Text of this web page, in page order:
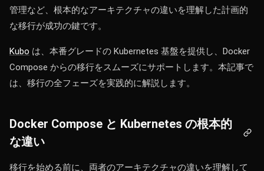
管理など、根本的なアーキテクチャの違いを理解した計画的
な移行が成功の鍵です。
Kubo は、本番グレードの Kubernetes 基盤を提供し、Docker
Compose からの移行をスムーズにサポートします。本記事で
は、移行の全フェーズを実践的に解説します。
Docker Compose と Kubernetes の根本的
な違い
移行を始める前に、両者のアーキテクチャの違いを理解して